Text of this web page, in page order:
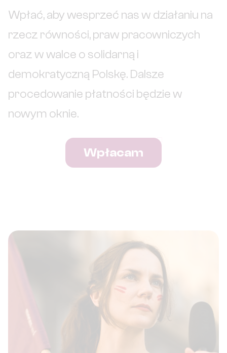
Wpłać, aby wesprzeć nas w działaniu na
rzecz równości, praw pracowniczych
oraz w walce o solidarną i
demokratyczną Polskę. Dalsze
procedowanie płatności będzie w
nowym oknie.
Wpłacam